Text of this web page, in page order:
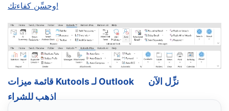
وحسِّن كفاءتك!
قائمة ميزات Kutools لـ Outlook
نزِّل الآن
اذهب للشراء